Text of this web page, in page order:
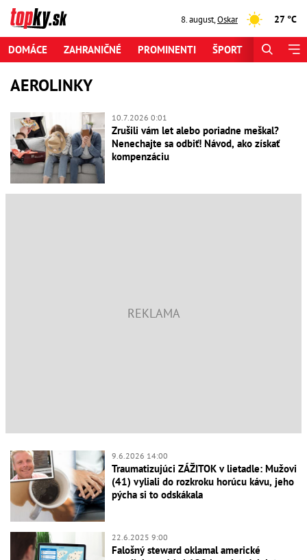
8. august,Oskar 27 °C
DOMÁCE ZAHRANIČNÉ PROMINENTI ŠPORT
AEROLINKY
10.7.2026 0:01
Zrušili vám let alebo poriadne meškal?
Nenechajte sa odbiť! Návod, ako získať
kompenzáciu
9.6.2026 14:00
Traumatizujúci ZÁŽITOK v lietadle: Mužovi
(41) vyliali do rozkroku horúcu kávu, jeho
pýcha si to odskákala
22.6.2025 9:00
Falošný steward oklamal americké